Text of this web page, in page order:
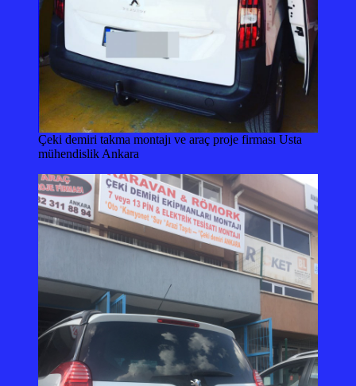
Çeki demiri takma montajı ve araç proje firması Usta
mühendislik Ankara